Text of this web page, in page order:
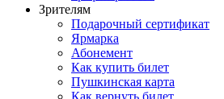
Зрителям
Подарочный сертификат
Ярмарка
Абонемент
Как купить билет
Пушкинская карта
Как вернуть билет